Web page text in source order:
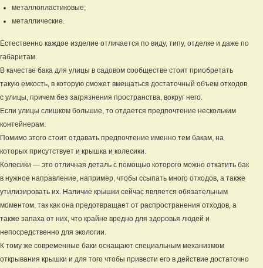
металлопластиковые;
металлические.
Естественно каждое изделие отличается по виду, типу, отделке и даже по
габаритам.
В качестве бака для улицы в садовом сообществе стоит приобретать
такую емкость, в которую сможет вмещаться достаточный объем отходов
с улицы, причем без загрязнения пространства, вокруг него.
Если улицы слишком большие, то отдается предпочтение нескольким
контейнерам.
Помимо этого стоит отдавать предпочтение именно тем бакам, на
которых присутствует и крышка и колесики.
Колесики — это отличная деталь с помощью которого можно откатить бак
в нужное направление, например, чтобы ссыпать много отходов, а также
утилизировать их. Наличие крышки сейчас является обязательным
моментом, так как она предотвращает от распространения отходов, а
также запаха от них, что крайне вредно для здоровья людей и
непосредственно для экологии.
К тому же современные баки оснащают специальным механизмом
открывания крышки и для того чтобы привести его в действие достаточно